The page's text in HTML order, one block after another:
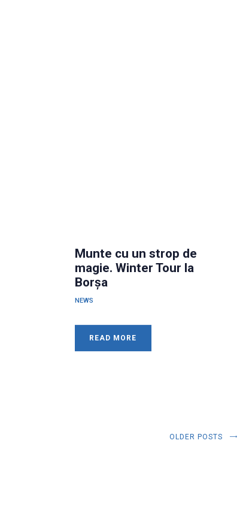
Munte cu un strop de
magie. Winter Tour la
Borșa
NEWS
READ MORE
OLDER POSTS